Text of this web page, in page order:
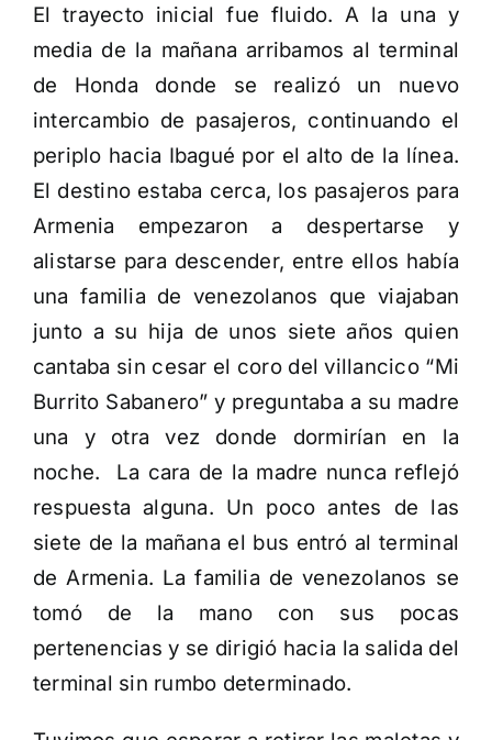
El trayecto inicial fue fluido. A la una y
media de la mañana arribamos al terminal
de Honda donde se realizó un nuevo
intercambio de pasajeros, continuando el
periplo hacia Ibagué por el alto de la línea.
El destino estaba cerca, los pasajeros para
Armenia empezaron a despertarse y
alistarse para descender, entre ellos había
una familia de venezolanos que viajaban
junto a su hija de unos siete años quien
cantaba sin cesar el coro del villancico “Mi
Burrito Sabanero” y preguntaba a su madre
una y otra vez donde dormirían en la
noche. La cara de la madre nunca reflejó
respuesta alguna. Un poco antes de las
siete de la mañana el bus entró al terminal
de Armenia. La familia de venezolanos se
tomó de la mano con sus pocas
pertenencias y se dirigió hacia la salida del
terminal sin rumbo determinado.